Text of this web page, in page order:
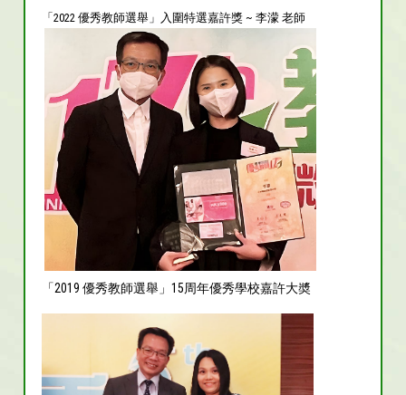
「2022 優秀教師選舉」入圍特選嘉許獎 ~ 李濛 老師
「2019 優秀教師選舉」15周年優秀學校嘉許大奬